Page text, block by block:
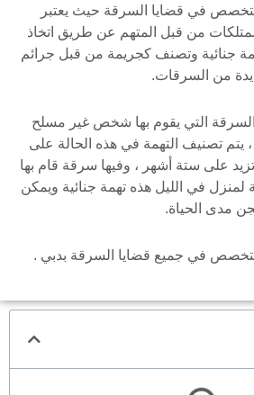
في قضايا السرقة حيث يعتبر
من قبل المتهم عن طريق اتخاذ
جنائية وتصنف كجريمة من قبل جرائم
من السرقات.
السرقة التي يقوم بها شخص غير مسلح
تصنيف التهمة في هذه الحالة على
تزيد على ستة أشهر ، وفيها سرقة قام بها
في الليل هذه تهمة جنائية ويمكن
مدى الحياة.
في جميع قضايا السرقة بدبي .